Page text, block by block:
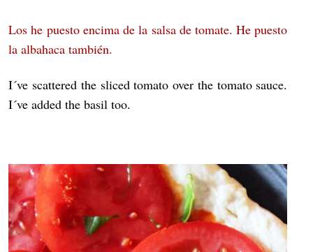
Los he puesto encima de la salsa de tomate. He puesto
la albahaca también.
I´ve scattered the sliced tomato over the tomato sauce.
I´ve added the basil too.